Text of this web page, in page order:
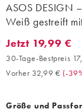
ASOS DESIGN
Weiß gestreift
Jetzt 19,99 €. 30-
Jetzt 19,99 €
30-Tage-Bestpreis
Vorher 32,99 € (-
Größe und